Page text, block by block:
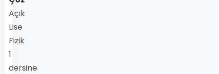
Açık
Lise
Fizik
1
dersine